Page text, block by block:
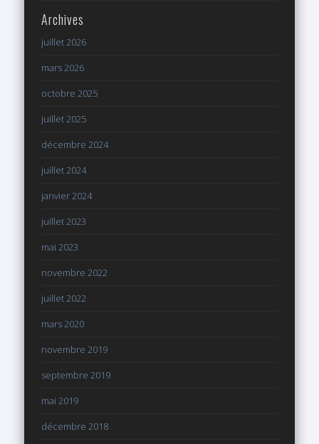
Archives
juillet 2026
mars 2026
octobre 2025
juillet 2025
décembre 2024
juillet 2024
janvier 2024
juillet 2023
mai 2023
novembre 2022
juillet 2022
mars 2020
novembre 2019
septembre 2019
mai 2019
décembre 2018